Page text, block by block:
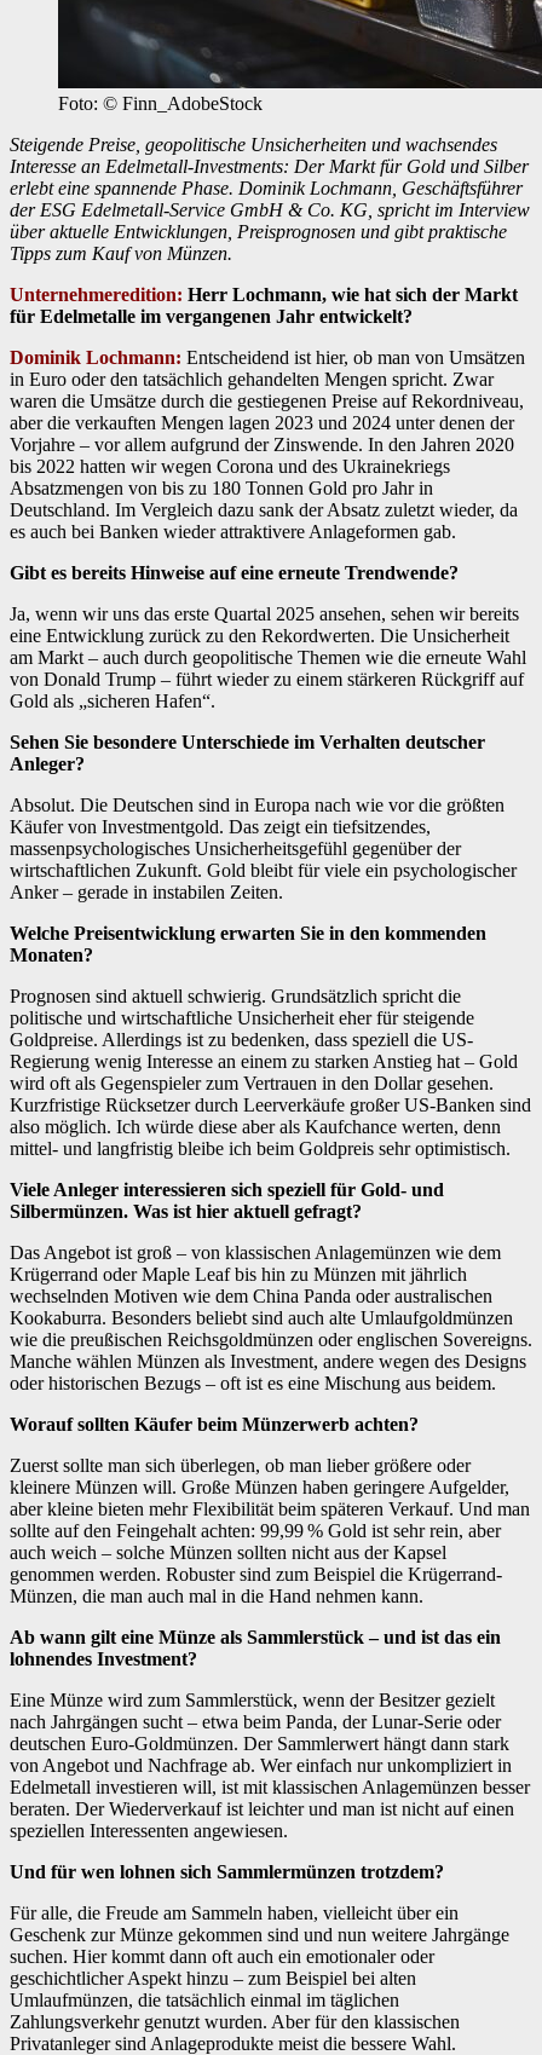
Foto: © Finn_AdobeStock
Steigende Preise, geopolitische Unsicherheiten und wachsendes
Interesse an Edelmetall-Investments: Der Markt für Gold und Silber
erlebt eine spannende Phase. Dominik Lochmann, Geschäftsführer
der ESG Edelmetall-Service GmbH & Co. KG, spricht im Interview
über aktuelle Entwicklungen, Preisprognosen und gibt praktische
Tipps zum Kauf von Münzen.
Unternehmeredition: Herr Lochmann, wie hat sich der Markt
für Edelmetalle im vergangenen Jahr entwickelt?
Dominik Lochmann: Entscheidend ist hier, ob man von Umsätzen
in Euro oder den tatsächlich gehandelten Mengen spricht. Zwar
waren die Umsätze durch die gestiegenen Preise auf Rekordniveau,
aber die verkauften Mengen lagen 2023 und 2024 unter denen der
Vorjahre – vor allem aufgrund der Zinswende. In den Jahren 2020
bis 2022 hatten wir wegen Corona und des Ukrainekriegs
Absatzmengen von bis zu 180 Tonnen Gold pro Jahr in
Deutschland. Im Vergleich dazu sank der Absatz zuletzt wieder, da
es auch bei Banken wieder attraktivere Anlageformen gab.
Gibt es bereits Hinweise auf eine erneute Trendwende?
Ja, wenn wir uns das erste Quartal 2025 ansehen, sehen wir bereits
eine Entwicklung zurück zu den Rekordwerten. Die Unsicherheit
am Markt – auch durch geopolitische Themen wie die erneute Wahl
von Donald Trump – führt wieder zu einem stärkeren Rückgriff auf
Gold als „sicheren Hafen“.
Sehen Sie besondere Unterschiede im Verhalten deutscher
Anleger?
Absolut. Die Deutschen sind in Europa nach wie vor die größten
Käufer von Investmentgold. Das zeigt ein tiefsitzendes,
massenpsychologisches Unsicherheitsgefühl gegenüber der
wirtschaftlichen Zukunft. Gold bleibt für viele ein psychologischer
Anker – gerade in instabilen Zeiten.
Welche Preisentwicklung erwarten Sie in den kommenden
Monaten?
Prognosen sind aktuell schwierig. Grundsätzlich spricht die
politische und wirtschaftliche Unsicherheit eher für steigende
Goldpreise. Allerdings ist zu bedenken, dass speziell die US-
Regierung wenig Interesse an einem zu starken Anstieg hat – Gold
wird oft als Gegenspieler zum Vertrauen in den Dollar gesehen.
Kurzfristige Rücksetzer durch Leerverkäufe großer US-Banken sind
also möglich. Ich würde diese aber als Kaufchance werten, denn
mittel- und langfristig bleibe ich beim Goldpreis sehr optimistisch.
Viele Anleger interessieren sich speziell für Gold- und
Silbermünzen. Was ist hier aktuell gefragt?
Das Angebot ist groß – von klassischen Anlagemünzen wie dem
Krügerrand oder Maple Leaf bis hin zu Münzen mit jährlich
wechselnden Motiven wie dem China Panda oder australischen
Kookaburra. Besonders beliebt sind auch alte Umlaufgoldmünzen
wie die preußischen Reichsgoldmünzen oder englischen Sovereigns.
Manche wählen Münzen als Investment, andere wegen des Designs
oder historischen Bezugs – oft ist es eine Mischung aus beidem.
Worauf sollten Käufer beim Münzerwerb achten?
Zuerst sollte man sich überlegen, ob man lieber größere oder
kleinere Münzen will. Große Münzen haben geringere Aufgelder,
aber kleine bieten mehr Flexibilität beim späteren Verkauf. Und man
sollte auf den Feingehalt achten: 99,99 % Gold ist sehr rein, aber
auch weich – solche Münzen sollten nicht aus der Kapsel
genommen werden. Robuster sind zum Beispiel die Krügerrand-
Münzen, die man auch mal in die Hand nehmen kann.
Ab wann gilt eine Münze als Sammlerstück – und ist das ein
lohnendes Investment?
Eine Münze wird zum Sammlerstück, wenn der Besitzer gezielt
nach Jahrgängen sucht – etwa beim Panda, der Lunar-Serie oder
deutschen Euro-Goldmünzen. Der Sammlerwert hängt dann stark
von Angebot und Nachfrage ab. Wer einfach nur unkompliziert in
Edelmetall investieren will, ist mit klassischen Anlagemünzen besser
beraten. Der Wiederverkauf ist leichter und man ist nicht auf einen
speziellen Interessenten angewiesen.
Und für wen lohnen sich Sammlermünzen trotzdem?
Für alle, die Freude am Sammeln haben, vielleicht über ein
Geschenk zur Münze gekommen sind und nun weitere Jahrgänge
suchen. Hier kommt dann oft auch ein emotionaler oder
geschichtlicher Aspekt hinzu – zum Beispiel bei alten
Umlaufmünzen, die tatsächlich einmal im täglichen
Zahlungsverkehr genutzt wurden. Aber für den klassischen
Privatanleger sind Anlageprodukte meist die bessere Wahl.